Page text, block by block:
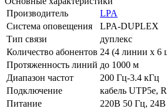
Производитель
LPA
Система оповещения
LPA-DUPLEX
Тип связи
дуплекс
Количество абонентов 24 (4 линии х 6
Протяженность линий до 1000 м
Диапазон частот
200 Гц-3.4 кГц
Подключение
кабель UTP5e,
Питание
220В 50 Гц,